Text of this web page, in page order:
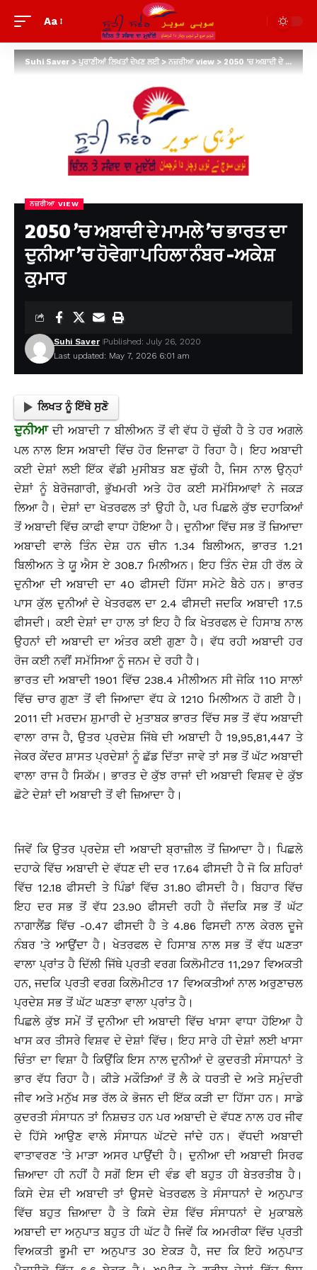
Aa
Suhi Saver>ਪੁਰਾਣੀਆਂ ਲਿਖਤਾਂ ਦੇਖਣ ਲਈ>ਨਜ਼ਰੀਆ view>2050 ’ਚ ਅਬਾਦੀ ਦੇ ਮਾਮਲੇ ’ਚ ਭਾਰਤ ਦਾ ਦੁਨੀਆ ’ਚ ਹੋਵੇਗਾ ਪਹਿਲਾ ਨੰਬਰ -ਅਕੇਸ਼ ਕੁਮਾਰ
ਨਜ਼ਰੀਆ VIEW
2050 ’ਚ ਅਬਾਦੀ ਦੇ ਮਾਮਲੇ ’ਚ ਭਾਰਤ ਦਾ
ਦੁਨੀਆ ’ਚ ਹੋਵੇਗਾ ਪਹਿਲਾ ਨੰਬਰ -ਅਕੇਸ਼
ਕੁਮਾਰ
Last updated: May 7, 2026 6:01 am
Suhi Saver Published: July 26, 2020
ਲਿਖਤ ਨੂੰ ਇੱਥੇ ਸੁਣੋ
ਦੁਨੀਆਦੀ ਅਬਾਦੀ 7 ਬੀਲੀਅਨ ਤੋਂ ਵੀ ਵੱਧ ਹੋ ਚੁੱਕੀ ਹੈ ਤੇ ਹਰ ਅਗਲੇ
ਪਲ ਨਾਲ ਇਸ ਅਬਾਦੀ ਵਿੱਚ ਹੋਰ ਇਜਾਫਾ ਹੋ ਰਿਹਾ ਹੈ। ਇਹ ਅਬਾਦੀ
ਕਈ ਦੇਸ਼ਾਂ ਲਈ ਇੱਕ ਵੱਡੀ ਮੁਸੀਬਤ ਬਣ ਚੁੱਕੀ ਹੈ, ਜਿਸ ਨਾਲ ਉਨ੍ਹਾਂ
ਦੇਸ਼ਾਂ ਨੂੰ ਬੇਰੋਜਗਾਰੀ, ਭੁੱਖਮਰੀ ਅਤੇ ਹੋਰ ਕਈ ਸਮੱਸਿਆਵਾਂ ਨੇ ਜਕੜ
ਲਿਆ ਹੈ। ਦੇਸ਼ਾਂ ਦਾ ਖੇਤਰਫਲ ਤਾਂ ਉਹੀ ਹੈ, ਪਰ ਪਿਛਲੇ ਕੁੱਝ ਦਹਾਕਿਆਂ
ਤੋਂ ਅਬਾਦੀ ਵਿੱਚ ਕਾਫੀ ਵਾਧਾ ਹੋਇਆ ਹੈ। ਦੁਨੀਆ ਵਿੱਚ ਸਭ ਤੋਂ ਜ਼ਿਆਦਾ
ਅਬਾਦੀ ਵਾਲੇ ਤਿੰਨ ਦੇਸ਼ ਹਨ ਚੀਨ 1.34 ਬਿਲੀਅਨ, ਭਾਰਤ 1.21
ਬਿਲੀਅਨ ਤੇ ਯੂ ਐਸ ਏ 308.7 ਮਿਲੀਅਨ। ਇਹ ਤਿੰਨ ਦੇਸ਼ ਹੀ ਰੱਲ ਕੇ
ਦੁਨੀਆ ਦੀ ਅਬਾਦੀ ਦਾ 40 ਫੀਸਦੀ ਹਿੱਸਾ ਸਮੇਟੇ ਬੈਠੇ ਹਨ। ਭਾਰਤ
ਪਾਸ ਕੁੱਲ ਦੁਨੀਆਂ ਦੇ ਖੇਤਰਫਲ ਦਾ 2.4 ਫੀਸਦੀ ਜਦਕਿ ਅਬਾਦੀ 17.5
ਫੀਸਦੀ। ਕਈ ਦੇਸ਼ਾਂ ਦਾ ਹਾਲ ਤਾਂ ਇਹ ਹੈ ਕਿ ਖੇਤਰਫਲ ਦੇ ਹਿਸਾਬ ਨਾਲ
ਉਹਨਾਂ ਦੀ ਅਬਾਦੀ ਦਾ ਅੰਤਰ ਕਈ ਗੁਣਾ ਹੈ। ਵੱਧ ਰਹੀ ਅਬਾਦੀ ਹਰ
ਰੋਜ ਕਈ ਨਵੀਂ ਸਮੱਸਿਆ ਨੂੰ ਜਨਮ ਦੇ ਰਹੀ ਹੈ।
ਭਾਰਤ ਦੀ ਅਬਾਦੀ 1901 ਵਿੱਚ 238.4 ਮੀਲੀਅਨ ਸੀ ਜੋਕਿ 110 ਸਾਲਾਂ
ਵਿੱਚ ਚਾਰ ਗੁਣਾ ਤੋਂ ਵੀ ਜਿਆਦਾ ਵੱਧ ਕੇ 1210 ਮਿਲੀਅਨ ਹੋ ਗਈ ਹੈ।
2011 ਦੀ ਮਰਦਮ ਸ਼ੁਮਾਰੀ ਦੇ ਮੁਤਾਬਕ ਭਾਰਤ ਵਿੱਚ ਸਭ ਤੋਂ ਵੱਧ ਅਬਾਦੀ
ਵਾਲਾ ਰਾਜ ਹੈ, ਉਤਰ ਪ੍ਰਦੇਸ਼ ਜਿੱਥੇ ਦੀ ਅਬਾਦੀ ਹੈ 19,95,81,447 ਤੇ
ਜੇਕਰ ਕੇਂਦਰ ਸ਼ਾਸਤ ਪ੍ਰਦੇਸ਼ਾਂ ਨੂੰ ਛੱਡ ਦਿੱਤਾ ਜਾਵੇ ਤਾਂ ਸਭ ਤੋਂ ਘੱਟ ਅਬਾਦੀ
ਵਾਲਾ ਰਾਜ ਹੈ ਸਿਕੱਮ। ਭਾਰਤ ਦੇ ਕੁੱਝ ਰਾਜਾਂ ਦੀ ਅਬਾਦੀ ਵਿਸ਼ਵ ਦੇ ਕੁੱਝ
ਛੋਟੇ ਦੇਸ਼ਾਂ ਦੀ ਅਬਾਦੀ ਤੋਂ ਵੀ ਜ਼ਿਆਦਾ ਹੈ।
ਜਿਵੇਂ ਕਿ ਉਤਰ ਪ੍ਰਦੇਸ਼ ਦੀ ਅਬਾਦੀ ਬ੍ਰਾਜ਼ੀਲ ਤੋਂ ਜ਼ਿਆਦਾ ਹੈ। ਪਿਛਲੇ
ਦਹਾਕੇ ਵਿੱਚ ਅਬਾਦੀ ਦੇ ਵੱਧਣ ਦੀ ਦਰ 17.64 ਫੀਸਦੀ ਹੈ ਜੋ ਕਿ ਸ਼ਹਿਰਾਂ
ਵਿੱਚ 12.18 ਫੀਸਦੀ ਤੇ ਪਿੰਡਾਂ ਵਿੱਚ 31.80 ਫੀਸਦੀ ਹੈ। ਬਿਹਾਰ ਵਿੱਚ
ਇਹ ਦਰ ਸਭ ਤੋਂ ਵੱਧ 23.90 ਫੀਸਦੀ ਰਹੀ ਹੈ ਜੱਦਕਿ ਸਭ ਤੋਂ ਘੱਟ
ਨਾਗਾਲੈਂਡ ਵਿੱਚ -0.47 ਫੀਸਦੀ ਹੈ ਤੇ 4.86 ਫਿਸਦੀ ਨਾਲ ਕੇਰਲ ਦੂਜੇ
ਨੰਬਰ ’ਤੇ ਆਉਂਦਾ ਹੈ। ਖੇਤਰਫਲ ਦੇ ਹਿਸਾਬ ਨਾਲ ਸਭ ਤੋਂ ਵੱਧ ਘਣਤਾ
ਵਾਲਾ ਪ੍ਰਾਂਤ ਹੈ ਦਿੱਲੀ ਜਿੱਥੇ ਪ੍ਰਤੀ ਵਰਗ ਕਿਲੋਮੀਟਰ 11,297 ਵਿਅਕਤੀ
ਹਨ, ਜਦਕਿ ਪ੍ਰਤੀ ਵਰਗ ਕਿਲੋਮੀਟਰ 17 ਵਿਅਕਤੀਆਂ ਨਾਲ ਅਰੁਣਾਚਲ
ਪ੍ਰਦੇਸ਼ ਸਭ ਤੋਂ ਘੱਟ ਘਣਤਾ ਵਾਲਾ ਪ੍ਰਾਂਤ ਹੈ।
ਪਿਛਲੇ ਕੁੱਝ ਸਮੇਂ ਤੋਂ ਦੁਨੀਆ ਦੀ ਅਬਾਦੀ ਵਿੱਚ ਖਾਸਾ ਵਾਧਾ ਹੋਇਆ ਹੈ
ਖਾਸ ਕਰ ਤੀਸਰੇ ਵਿਸ਼ਵ ਦੇ ਦੇਸ਼ਾਂ ਵਿੱਚ। ਇਹ ਸਾਰੇ ਹੀ ਦੇਸ਼ਾਂ ਲਈ ਖਾਸਾ
ਚਿੰਤਾ ਦਾ ਵਿਸ਼ਾ ਹੈ ਕਿਉਂਕਿ ਇਸ ਨਾਲ ਦੁਨੀਆਂ ਦੇ ਕੁਦਰਤੀ ਸੰਸਾਧਨਾਂ ਤੇ
ਭਾਰ ਵੱਧ ਰਿਹਾ ਹੈ। ਕੀੜੇ ਮਕੌੜਿਆਂ ਤੋਂ ਲੈ ਕੇ ਧਰਤੀ ਦੇ ਅਤੇ ਸਮੁੰਦਰੀ
ਜੀਵ ਅਤੇ ਮਨੁੱਖ ਸਭ ਰੱਲ ਕੇ ਭੋਜਨ ਦੀ ਇੱਕ ਕੜੀ ਦਾ ਹਿੱਸਾ ਹਨ। ਸਾਡੇ
ਕੁਦਰਤੀ ਸੰਸਾਧਨ ਤਾਂ ਨਿਸ਼ਚਤ ਹਨ ਪਰ ਅਬਾਦੀ ਦੇ ਵੱਧਣ ਨਾਲ ਹਰ ਜੀਵ
ਦੇ ਹਿੱਸੇ ਆਉਣ ਵਾਲੇ ਸੰਸਾਧਨ ਘੱਟਦੇ ਜਾਂਦੇ ਹਨ। ਵੱਧਦੀ ਅਬਾਦੀ
ਵਾਤਾਵਰਣ ’ਤੇ ਮਾੜਾ ਅਸਰ ਪਾਉਂਦੀ ਹੈ। ਦੁਨੀਆ ਦੀ ਅਬਾਦੀ ਸਿਰਫ
ਜ਼ਿਆਦਾ ਹੀ ਨਹੀਂ ਹੈ ਸਗੋਂ ਇਸ ਦੀ ਵੰਡ ਵੀ ਬਹੁਤ ਹੀ ਬੇਤਰਤੀਬ ਹੈ।
ਕਿਸੇ ਦੇਸ਼ ਦੀ ਅਬਾਦੀ ਤਾਂ ਉਸਦੇ ਖੇਤਰਫਲ ਤੇ ਸੰਸਾਧਨਾਂ ਦੇ ਅਨੁਪਾਤ
ਵਿੱਚ ਬਹੁਤ ਜ਼ਿਆਦਾ ਹੈ ਤੇ ਕਿਸੇ ਦੇਸ਼ ਵਿੱਚ ਸੰਸਾਧਨਾਂ ਦੇ ਮੁਕਾਬਲੇ
ਅਬਾਦੀ ਦਾ ਅਨੁਪਾਤ ਬਹੁਤ ਹੀ ਘੱਟ ਹੈ ਜਿਵੇਂ ਕਿ ਅਮਰੀਕਾ ਵਿੱਚ ਪ੍ਰਤੀ
ਵਿਅਕਤੀ ਭੂਮੀ ਦਾ ਅਨੁਪਾਤ 30 ਏਕੜ ਹੈ, ਜਦ ਕਿ ਇਹੋ ਅਨੁਪਾਤ